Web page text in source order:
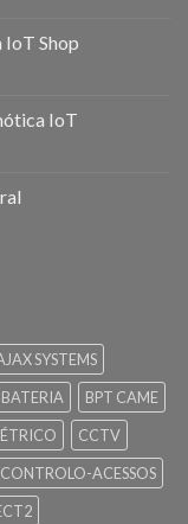
Shop
IoT
SYSTEMS
BATERIA
BPT CAME
CCTV
CONTROLO-ACESSOS